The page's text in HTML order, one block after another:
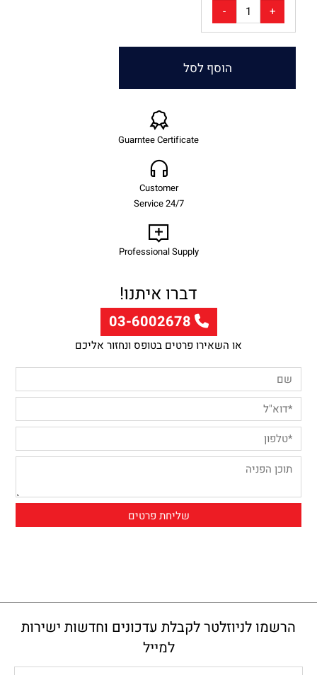
הוסף לסל
Guarntee Certificate
Customer
Service 24/7
Professional Supply
דברו איתנו!
03-6002678
או השאירו פרטים בטופס ונחזור אליכם
הרשמו לניוזלטר לקבלת עדכונים וחדשות ישירות
למייל